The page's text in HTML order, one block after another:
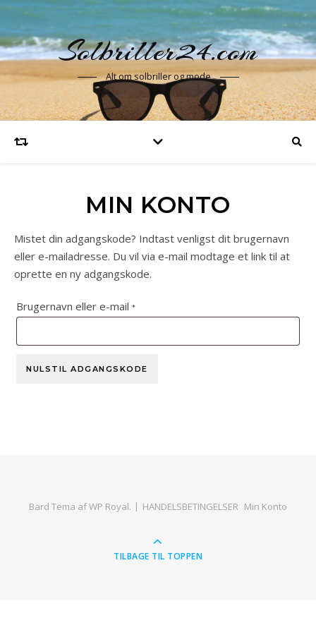
Solbriller24.com
Alt om solbriller og mode
MIN KONTO
Mistet din adgangskode? Indtast venligst dit brugernavn
eller e-mailadresse. Du vil via e-mail modtage et link til at
oprette en ny adgangskode.
Brugernavn eller e-mail *
NULSTIL ADGANGSKODE
Bard Tema afWP Royal. HANDELSBETINGELSER Min Konto
TILBAGE TIL TOPPEN